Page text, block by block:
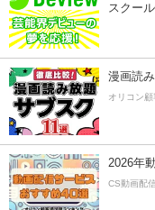
スクー
漫画読
オリコン
2026年
CS動画配